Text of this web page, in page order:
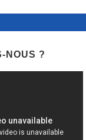
NOUS ?